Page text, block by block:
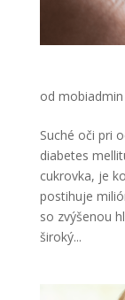
od mobiadmin
Suché oči pri
diabetes
cukrovka, je
postihuje
so zvýšenou
široký...